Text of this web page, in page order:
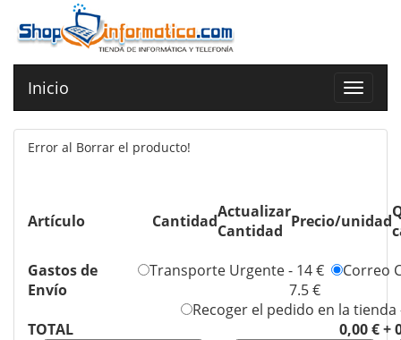
Toggle
Inicio
Error al Borrar el producto!
Artículo CantidadActualizar
Cantidad Precio/unidad
Gastos de
Envío
Transporte Urgente - 14 €
Correo
7.5 €
Recoger el pedido en la
TOTAL
0,00 € +